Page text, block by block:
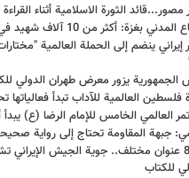
مصور...قائد الثورة الاسلامية أثناء
بغزة: أكثر من 10 آلاف شهيد في غزة مازالوا تحت الأنقاض
إيراني ينضم إلى الحملة العالمية
الجمهورية يزور معرض طهران الدولي
فلسطين العالمية للآداب تبدأ
العالمي الخامس للإمام الرضا (ع)
جبهة المقاومة تحتاج إلى رواية
بـ800 عنوان مختلف.. جوية الجيش
للكتاب